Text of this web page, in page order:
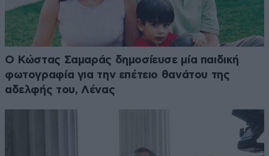
Ο Κώστας Σαμαράς δημοσίευσε μία παιδική
φωτογραφία για την επέτειο θανάτου της
αδελφής του, Λένας